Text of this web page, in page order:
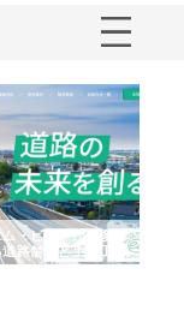
・ビルドが南多摩
路舗装と土木工事